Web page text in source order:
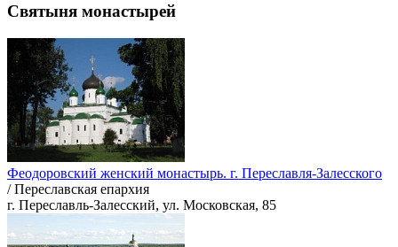
Святыня монастырей
Феодоровский женский монастырь. г. Переславля-Залесского
/ Переславская епархия
г. Переславль-Залесский, ул. Московская, 85